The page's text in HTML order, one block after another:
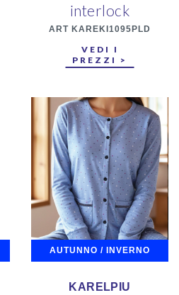
interlock
ART KAREKI1095PLD
VEDI I
PREZZI >
AUTUNNO / INVERNO
KARELPIU